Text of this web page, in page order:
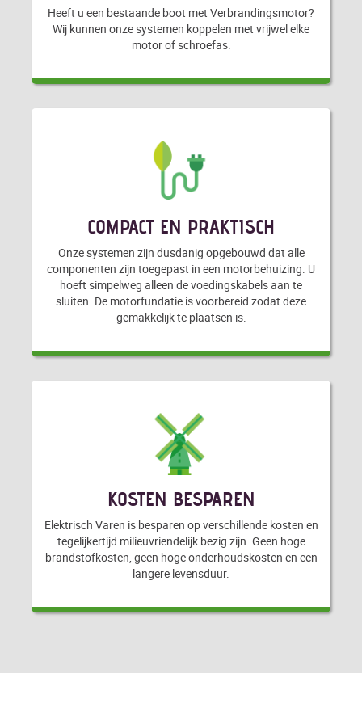
Heeft u een bestaande boot met Verbrandingsmotor?
Wij kunnen onze systemen koppelen met vrijwel elke
motor of schroefas.
COMPACT EN PRAKTISCH
Onze systemen zijn dusdanig opgebouwd dat alle
componenten zijn toegepast in een motorbehuizing. U
hoeft simpelweg alleen de voedingskabels aan te
sluiten. De motorfundatie is voorbereid zodat deze
gemakkelijk te plaatsen is.
KOSTEN BESPAREN
Elektrisch Varen is besparen op verschillende kosten en
tegelijkertijd milieuvriendelijk bezig zijn. Geen hoge
brandstofkosten, geen hoge onderhoudskosten en een
langere levensduur.